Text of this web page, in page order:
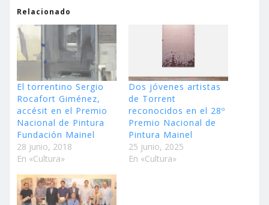
Relacionado
El torrentino Sergio
Rocafort Giménez,
accésit en el Premio
Nacional de Pintura
Fundación Mainel
28 junio, 2018
En «Cultura»
Dos jóvenes artistas
de Torrent
reconocidos en el 28º
Premio Nacional de
Pintura Mainel
25 junio, 2025
En «Cultura»